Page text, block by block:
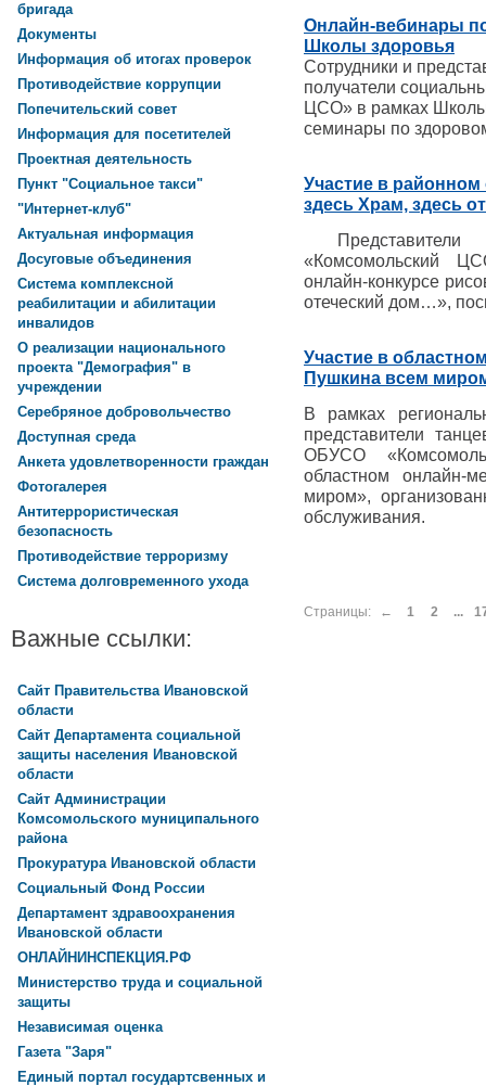
Онлайн-вебинары
Школы здоровья
Сотрудники и
получатели
ЦСО» в рамках
семинары по
Участие в
здесь Храм, здесь
Представители
«Комсомольский
онлайн-конкурсе
отеческий дом…»,
Участие в
Пушкина всем
В рамках
представители
ОБУСО
областном онлайн-
миром»,
обслуживания.
Страницы: ← 1 2 ...
бригада
Документы
Информация об итогах проверок
Противодействие коррупции
Попечительский совет
Информация для посетителей
Проектная деятельность
Пункт "Социальное такси"
"Интернет-клуб"
Актуальная информация
Досуговые объединения
Система комплексной
реабилитации и абилитации
инвалидов
О реализации национального
проекта "Демография" в
учреждении
Серебряное добровольчество
Доступная среда
Анкета удовлетворенности граждан
Фотогалерея
Антитеррористическая
безопасность
Противодействие терроризму
Система долговременного ухода
Важные ссылки:
Сайт Правительства Ивановской
области
Сайт Департамента социальной
защиты населения Ивановской
области
Сайт Администрации
Комсомольского муниципального
района
Прокуратура Ивановской области
Социальный Фонд России
Департамент здравоохранения
Ивановской области
ОНЛАЙНИНСПЕКЦИЯ.РФ
Министерство труда и социальной
защиты
Независимая оценка
Газета "Заря"
Единый портал государтсвенных и